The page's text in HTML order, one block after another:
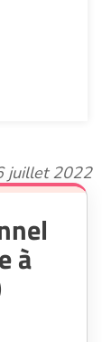
juillet 2022
à